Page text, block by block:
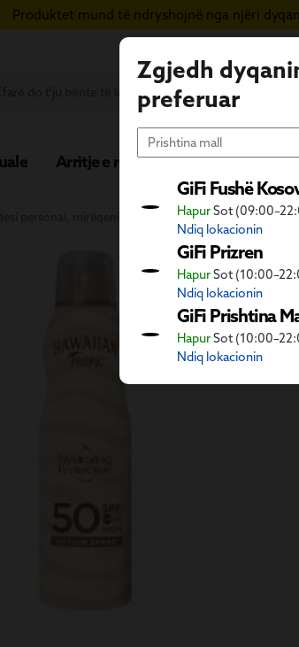
Produktet mund të ndryshojnë nga njëri
Zgjedh
preferuar
GiFi Fushë
HapurSot
Ndiq lokacionin
GiFi Prizren
HapurSot
Ndiq lokacionin
GiFi Prishtina
HapurSot
Ndiq lokacionin
Arritje e re Vera në GiFi
personal, mirëqenia dhe banjo